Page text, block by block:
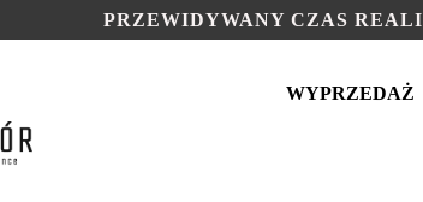
PRZEWIDYWANY CZAS
WYPRZEDAŻ